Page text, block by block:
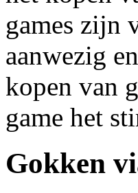
games zijn
aanwezig
kopen van
game het
Gokken